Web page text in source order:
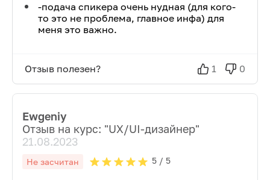
-подача спикера очень нудная (для кого-
то это не проблема, главное инфа) для
меня это важно.
Отзыв полезен? 1 0
Ewgeniy
Отзыв на курс: "UX/UI-дизайнер"
21.08.2023
Не засчитан 5/ 5